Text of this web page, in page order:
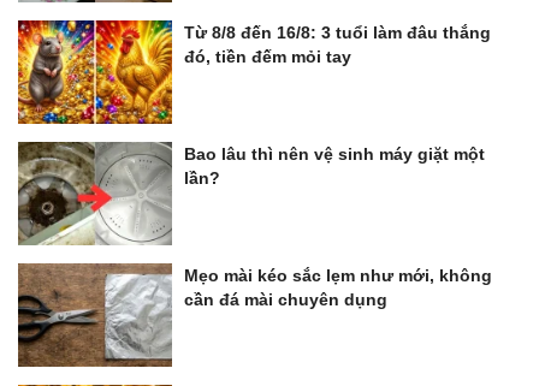
Từ 8/8 đến 16/8: 3 tuổi làm đâu thắng
đó, tiền đếm mỏi tay
Bao lâu thì nên vệ sinh máy giặt một
lần?
Mẹo mài kéo sắc lẹm như mới, không
cần đá mài chuyên dụng